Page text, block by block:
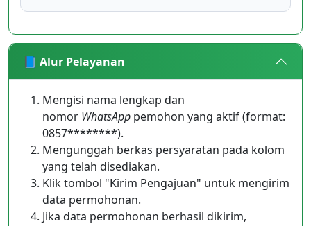
📘 Alur Pelayanan
Mengisi nama lengkap dan
nomor WhatsApp pemohon yang aktif (format:
0857********).
Mengunggah berkas persyaratan pada kolom
yang telah disediakan.
Klik tombol "Kirim Pengajuan" untuk mengirim
data permohonan.
Jika data permohonan berhasil dikirim,